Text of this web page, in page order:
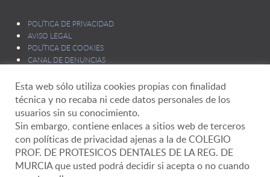
POLÍTICA DE PRIVACIDAD
AVISO LEGAL
POLÍTICA DE COOKIES
CANAL DE DENUNCIAS
Delegado de Protección de Datos
Esta web sólo utiliza cookies propias con finalidad
técnica y no recaba ni cede datos personales de los
usuarios sin su conocimiento.
Sin embargo, contiene enlaces a sitios web de terceros
con políticas de privacidad ajenas a la de COLEGIO
PROF. DE PROTESICOS DENTALES DE LA REG. DE
MURCIA que usted podrá decidir si acepta o no cuando